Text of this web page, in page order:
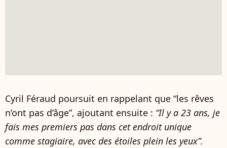
Cyril Féraud poursuit en rappelant que “les rêves
n’ont pas d’âge”, ajoutant ensuite : “Il y a 23 ans, je
fais mes premiers pas dans cet endroit unique
comme stagiaire, avec des étoiles plein les yeux”.